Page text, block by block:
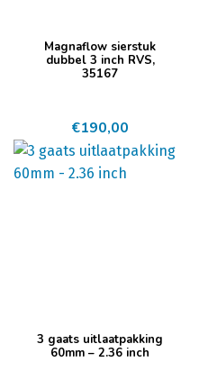
Magnaflow sierstuk
dubbel 3 inch RVS,
35167
€190,00
3 gaats uitlaatpakking
60mm – 2.36 inch